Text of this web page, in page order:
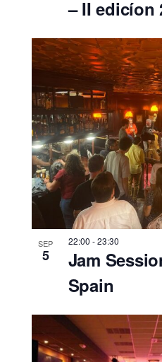
– II edicíon
SEP
5
22:00 -23:30
Jam
Spain